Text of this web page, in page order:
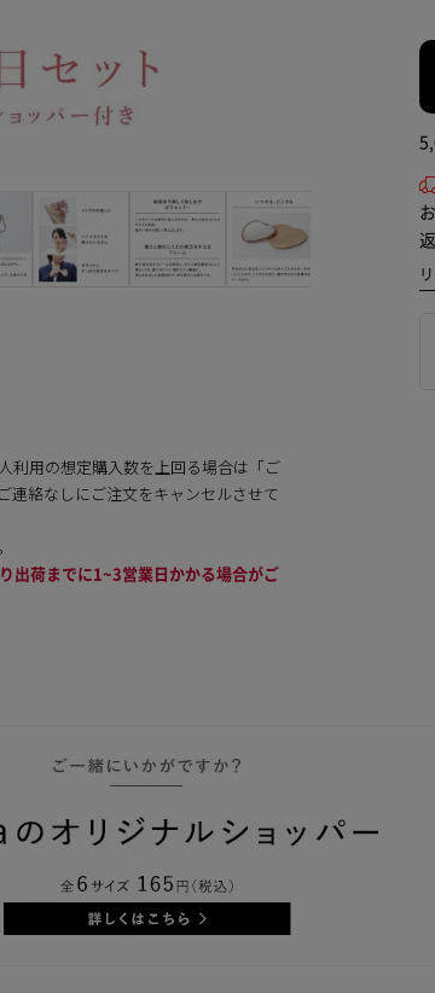
利用の想定購入数を上回る場合は「ご
連絡なしにご注文をキャンセルさせて
出荷までに1~3営業日かかる場合がご